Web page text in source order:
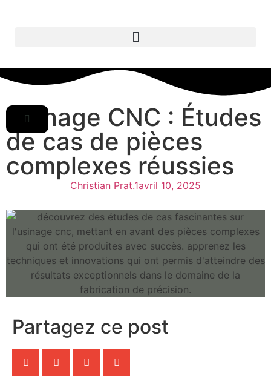
Usinage CNC : Études
de cas de pièces
complexes réussies
Christian Prat.1avril 10, 2025
Partagez ce post